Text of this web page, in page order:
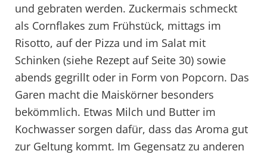
und gebraten werden. Zuckermais schmeckt
als Cornflakes zum Frühstück, mittags im
Risotto, auf der Pizza und im Salat mit
Schinken (siehe Rezept auf Seite 30) sowie
abends gegrillt oder in Form von Popcorn. Das
Garen macht die Maiskörner besonders
bekömmlich. Etwas Milch und Butter im
Kochwasser sorgen dafür, dass das Aroma gut
zur Geltung kommt. Im Gegensatz zu anderen